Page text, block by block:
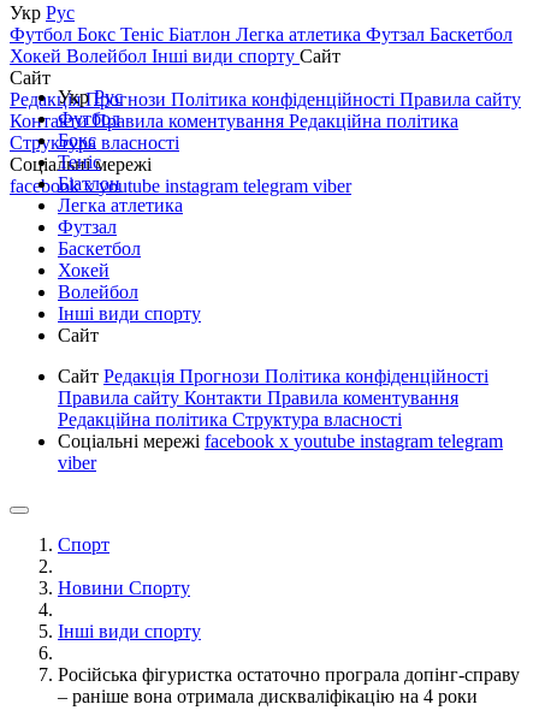
Укр Рус
Футбол Бокс Теніс Біатлон Легка атлетика Футзал Баскетбол
Хокей Волейбол Інші види спорту Сайт
Сайт
РедакціяПрогнози Політика конфіденційності Правила сайту
КонтактиПравила коментування Редакційна політика
Структура власності
Соціальні мережі
facebookxyoutube instagram telegram viber
УкрРус
Футбол
Бокс
Теніс
Біатлон
Легка атлетика
Футзал
Баскетбол
Хокей
Волейбол
Інші види спорту
Сайт
Сайт Редакція Прогнози Політика конфіденційності
Правила сайту Контакти Правила коментування
Редакційна політика Структура власності
Соціальні мережі facebook x youtube instagram telegram
viber
Спорт
Новини Спорту
Інші види спорту
Російська фігуристка остаточно програла допінг-справу
– раніше вона отримала дискваліфікацію на 4 роки